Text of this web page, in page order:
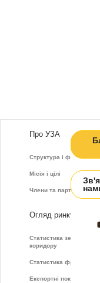
Про УЗА
Структура і функції
Місія і цілі
Члени та партнери
Огляд ринку
Статистика зернового
коридору
Статистика фрахту
Експортні показники